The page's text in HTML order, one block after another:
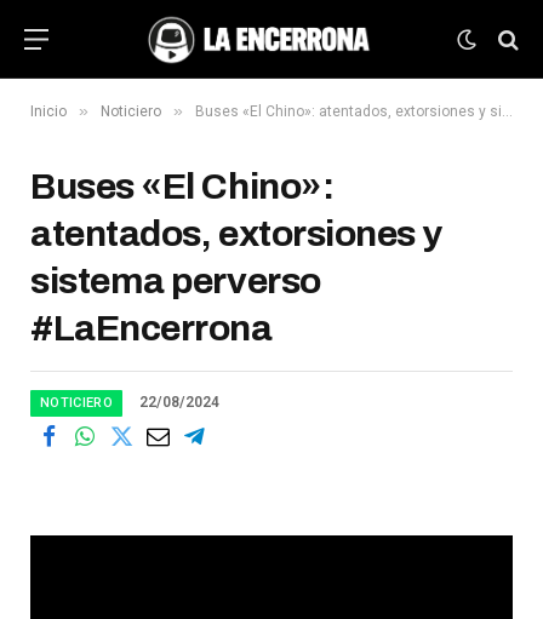
Inicio » Noticiero » Buses «El Chino»: atentados, extorsiones y sistema perverso #LaEncerrona
Buses «El Chino»:
atentados, extorsiones y
sistema perverso
#LaEncerrona
NOTICIERO 22/08/2024